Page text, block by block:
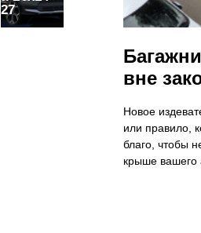
27
вне
Новое
или правило,
благо, чтобы
крыше вашего